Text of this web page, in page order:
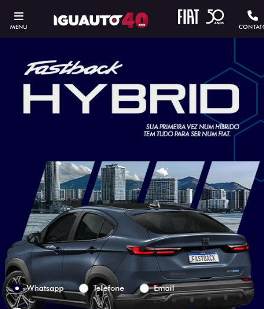
MENU
ESTOU INTERESSADO
Versão escolhida
Preferência de contato:
Whatsapp
Telefone Email